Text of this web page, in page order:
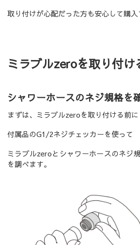
取り付けが心配だった方も安心して購入
ミラブルzeroを取り付け
シャワーホースのネジ規格を
まずは、ミラブルzeroを取り付ける前に
付属品のG1/2ネジチェッカーを使って
ミラブルzeroとシャワーホースのネジ
を調べます。